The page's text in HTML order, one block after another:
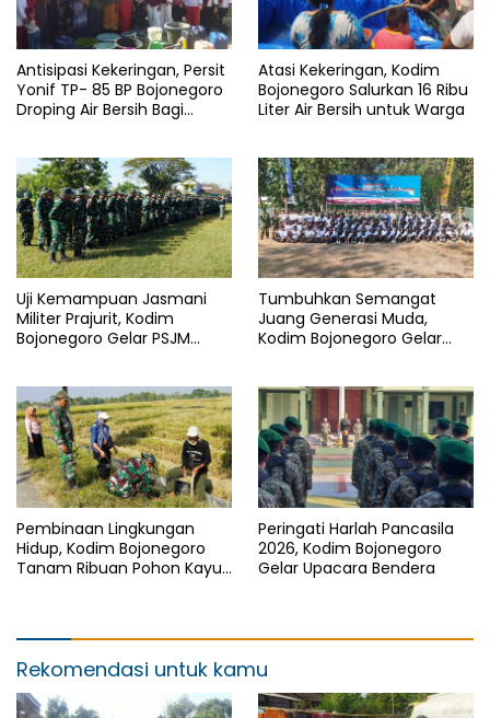
Antisipasi Kekeringan, Persit
Yonif TP- 85 BP Bojonegoro
Droping Air Bersih Bagi
Atasi Kekeringan, Kodim
Bojonegoro Salurkan 16 Ribu
Liter Air Bersih untuk Warga
Uji Kemampuan Jasmani
Militer Prajurit, Kodim
Bojonegoro Gelar PSJM
Tumbuhkan Semangat
Juang Generasi Muda,
Kodim Bojonegoro Gelar
Pembinaan Lingkungan
Hidup, Kodim Bojonegoro
Tanam Ribuan Pohon Kayu
Peringati Harlah Pancasila
2026, Kodim Bojonegoro
Gelar Upacara Bendera
Rekomendasi untuk kamu